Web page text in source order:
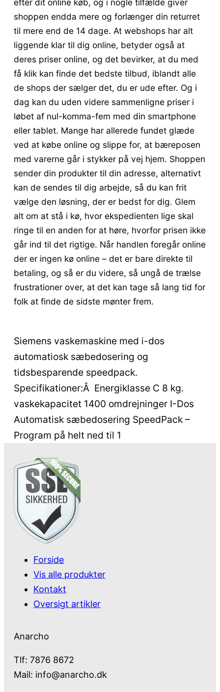
efter dit online køb, og i nogle tilfælde giver
shoppen endda mere og forlænger din returret
til mere end de 14 dage. At webshops har alt
liggende klar til dig online, betyder også at
deres priser online, og det bevirker, at du med
få klik kan finde det bedste tilbud, iblandt alle
de shops der sælger det, du er ude efter. Og i
dag kan du uden videre sammenligne priser i
løbet af nul-komma-fem med din smartphone
eller tablet. Mange har allerede fundet glæde
ved at købe online og slippe for, at bæreposen
med varerne går i stykker på vej hjem. Shoppen
sender din produkter til din adresse, alternativt
kan de sendes til dig arbejde, så du kan frit
vælge den løsning, der er bedst for dig. Glem
alt om at stå i kø, hvor ekspedienten lige skal
ringe til en anden for at høre, hvorfor prisen ikke
går ind til det rigtige. Når handlen foregår online
der er ingen kø online – det er bare direkte til
betaling, og så er du videre, så ungå de trælse
frustrationer over, at det kan tage så lang tid for
folk at finde de sidste mønter frem.
Siemens vaskemaskine med i-dos
automatiosk sæbedosering og
tidsbesparende speedpack.
Specifikationer:Â Energiklasse C 8 kg.
vaskekapacitet 1400 omdrejninger I-Dos
Automatisk sæbedosering SpeedPack –
Program på helt ned til 1
Forside
Vis alle produkter
Kontakt
Oversigt artikler
Anarcho
Tlf: 7876 8672
Mail: info@anarcho.dk